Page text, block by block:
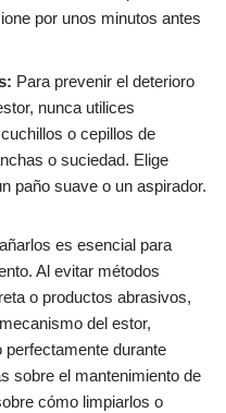
por unos minutos antes
Para prevenir el deterioro
nunca utilices
o cepillos de
o suciedad. Elige
paño suave o un aspirador.
es esencial para
Al evitar métodos
o productos abrasivos,
del estor,
perfectamente durante
sobre el mantenimiento de
cómo limpiarlos o